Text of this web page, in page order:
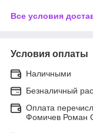
Все условия
Условия оплаты
Наличными
Безналичный
Оплата
Фомичев Роман